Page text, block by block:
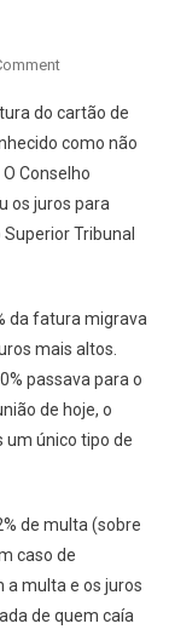
On
DE
CARTÕES
DE
CRÉDITO
VÃO
do cartão de
como não
Conselho
os juros para
Tribunal
da fatura migrava
mais altos.
passava para o
de hoje, o
um único tipo de
de multa (sobre
caso de
a multa e os juros
de quem caía